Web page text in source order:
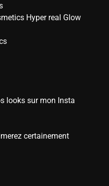
Hyper real Glow
looks sur mon Insta
certainement